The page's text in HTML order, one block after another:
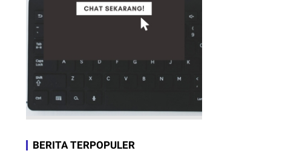
BERITA TERPOPULER